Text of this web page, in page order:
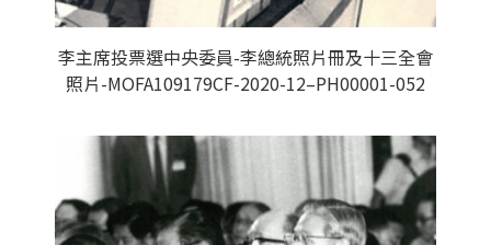
李主席投票選中央委員-李總統照片冊及十三全會
照片-MOFA109179CF-2020-12–PH00001-052